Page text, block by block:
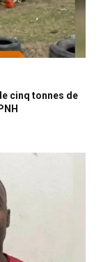
cinq tonnes de